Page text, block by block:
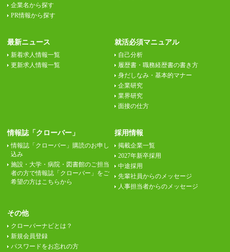
企業名から探す
PR情報から探す
最新ニュース
新着求人情報一覧
更新求人情報一覧
就活必須マニュアル
自己分析
履歴書・職務経歴書の書き方
身だしなみ・基本的マナー
企業研究
業界研究
面接の仕方
情報誌「クローバー」
情報誌「クローバー」購読のお申し
込み
施設・大学・病院・図書館のご担当
者の方で情報誌「クローバー」をご
希望の方はこちらから
採用情報
掲載企業一覧
2027年新卒採用
中途採用
先輩社員からのメッセージ
人事担当者からのメッセージ
その他
クローバーナビとは？
新規会員登録
パスワードをお忘れの方